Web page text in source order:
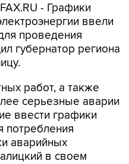
- Графики
ввели
проведения
губернатор региона
работ, а также
серьезные аварии
ввести графики
потребления
аварийных
в своем